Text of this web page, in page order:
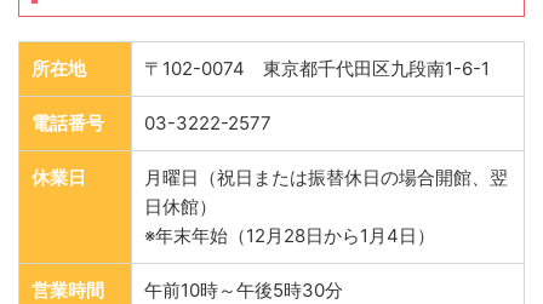
所在地 〒102-0074 東京都千代田区九段南1-6-1
電話番号 03-3222-2577
休業日
月曜日（祝日または振替休日の場合開館、翌
日休館）
※年末年始（12月28日から1月4日）
営業時間
午前10時～午後5時30分